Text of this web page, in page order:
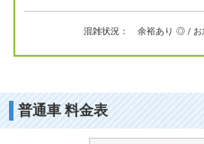
混雑状況： 余裕あり ◎ / お
普通車 料金表